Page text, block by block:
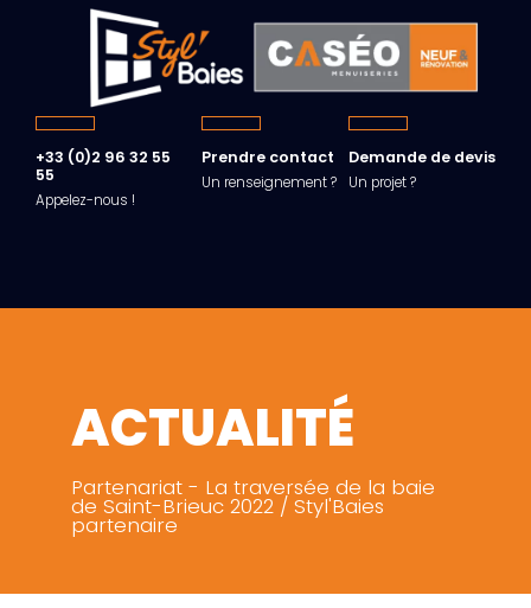
+33 (0)2 96 32 55
55
Appelez-nous !
Prendre contact
Un renseignement ?
Demande de devis
Un projet ?
ACTUALITÉ
Partenariat - La traversée de la baie
de Saint-Brieuc 2022 / Styl'Baies
partenaire